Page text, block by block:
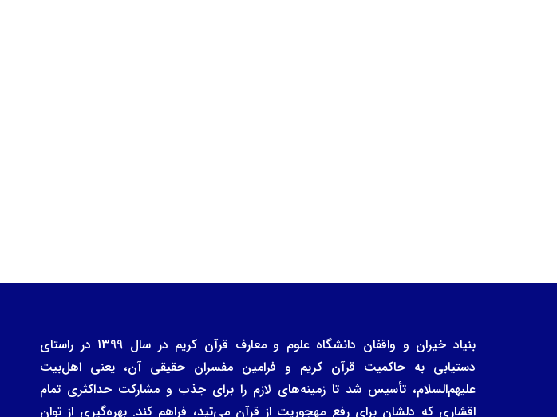
بنیاد خیران و واقفان دانشگاه علوم و معارف قرآن کریم در سال 1399 در راستای
دستیابی به حاکمیت قرآن کریم و فرامین مفسران حقیقی آن، یعنی اهل‌بیت
علیهم‌السلام، تأسیس شد تا زمینه‌های لازم را برای جذب و مشارکت حداکثری تمام
اقشاری که دلشان برای رفع مهجوریت از قرآن می‌تپد، فراهم کند. بهره‌گیری از توان